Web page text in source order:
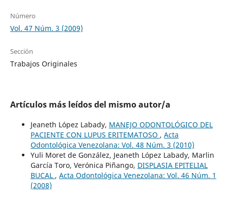
Número
Vol. 47 Núm. 3 (2009)
Sección
Trabajos Originales
Artículos más leídos del mismo autor/a
Jeaneth López Labady, MANEJO ODONTOLÓGICO DEL
PACIENTE CON LUPUS ERITEMATOSO , Acta
Odontológica Venezolana: Vol. 48 Núm. 3 (2010)
Yuli Moret de González, Jeaneth López Labady, Marlin
García Toro, Verónica Piñango, DISPLASIA EPITELIAL
BUCAL , Acta Odontológica Venezolana: Vol. 46 Núm. 1
(2008)